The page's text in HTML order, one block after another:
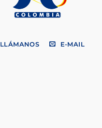
LLÁMANOS E-MAIL